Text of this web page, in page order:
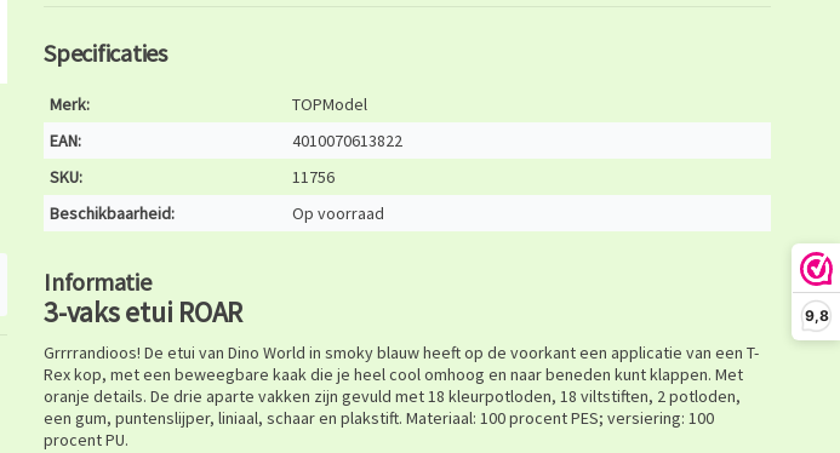
9,8
Specificaties
Merk:
TOPModel
EAN:
4010070613822
SKU:
11756
Beschikbaarheid:
Op voorraad
Informatie
3-vaks etui ROAR
Grrrrandioos! De etui van Dino World in smoky blauw heeft op de voorkant een applicatie van een T-
Rex kop, met een beweegbare kaak die je heel cool omhoog en naar beneden kunt klappen. Met
oranje details. De drie aparte vakken zijn gevuld met 18 kleurpotloden, 18 viltstiften, 2 potloden,
een gum, puntenslijper, liniaal, schaar en plakstift. Materiaal: 100 procent PES; versiering: 100
procent PU.